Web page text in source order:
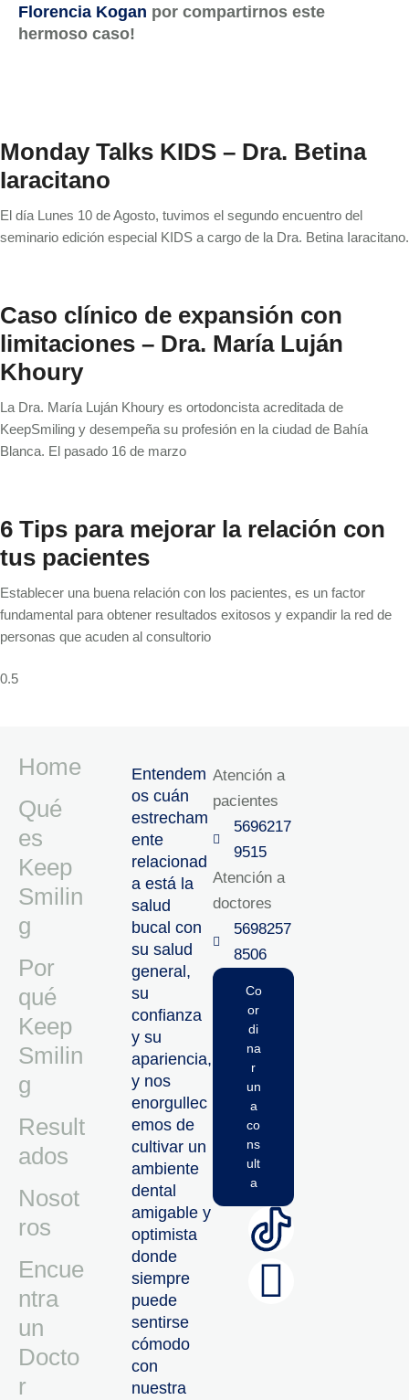
Florencia Kogan por compartirnos este
hermoso caso!
Monday Talks KIDS – Dra. Betina
Iaracitano
El día Lunes 10 de Agosto, tuvimos el segundo encuentro del
seminario edición especial KIDS a cargo de la Dra. Betina Iaracitano.
Caso clínico de expansión con
limitaciones – Dra. María Luján
Khoury
La Dra. María Luján Khoury es ortodoncista acreditada de
KeepSmiling y desempeña su profesión en la ciudad de Bahía
Blanca. El pasado 16 de marzo
6 Tips para mejorar la relación con
tus pacientes
Establecer una buena relación con los pacientes, es un factor
fundamental para obtener resultados exitosos y expandir la red de
personas que acuden al consultorio
Home
Qué
es
Keep
Smilin
g
Por
qué
Keep
Smilin
g
Result
ados
Nosot
ros
Encue
ntra
un
Docto
r
Entendem
os cuán
estrecham
ente
relacionad
a está la
salud
bucal con
su salud
general,
su
confianza
y su
apariencia,
y nos
enorgullec
emos de
cultivar un
ambiente
dental
amigable y
optimista
donde
siempre
puede
sentirse
cómodo
con
nuestra
Atención a
pacientes
5696217
9515‬
Atención a
doctores
5698257
8506‬
Co
or
di
na
r
un
a
co
ns
ult
a